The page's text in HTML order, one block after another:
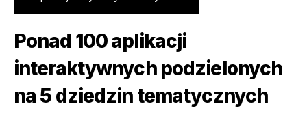
Ponad 100 aplikacji
interaktywnych podzielonych
na 5 dziedzin tematycznych